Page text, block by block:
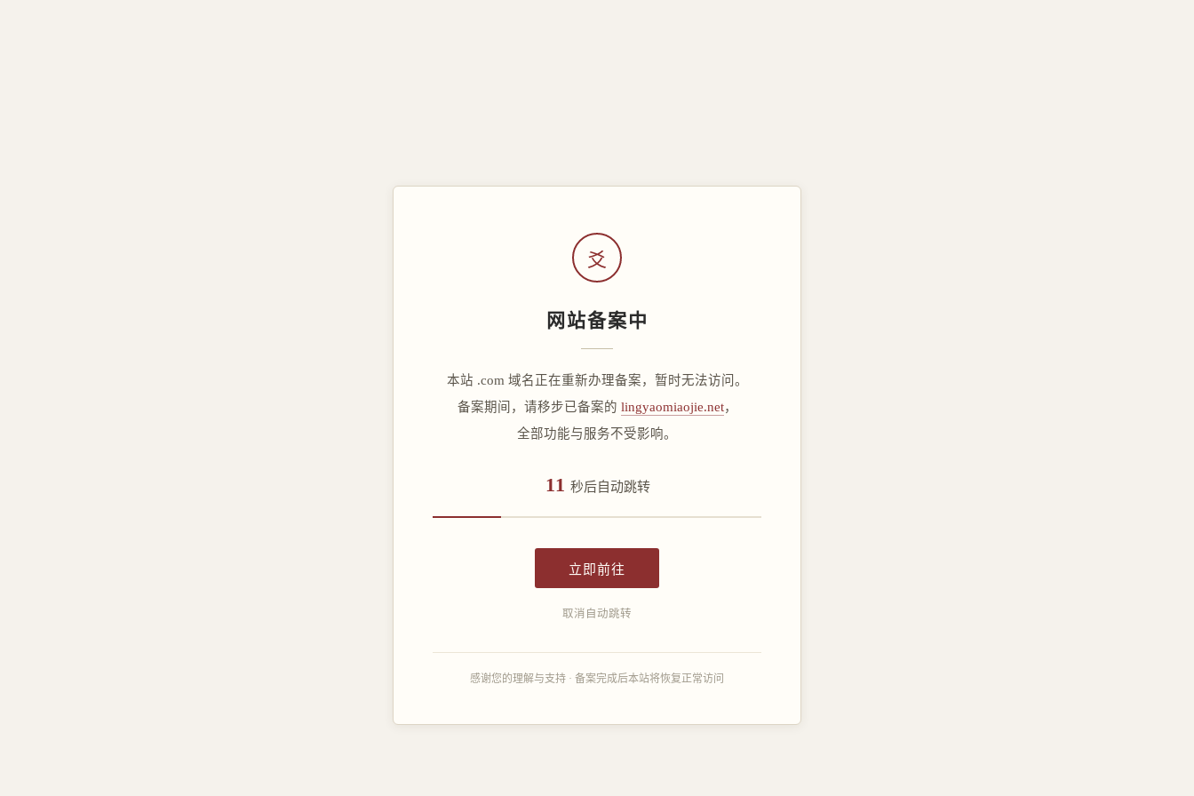
爻
网站备案中
本站 .com 域名正在重新办理备案，暂时无法访问。
备案期间，请移步已备案的 lingyaomiaojie.net，
全部功能与服务不受影响。
11 秒后自动跳转
立即前往
取消自动跳转
感谢您的理解与支持 · 备案完成后本站将恢复正常访问